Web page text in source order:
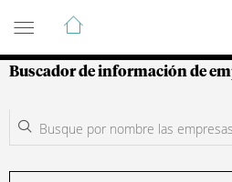
Guía de Empresas
Buscador de información de